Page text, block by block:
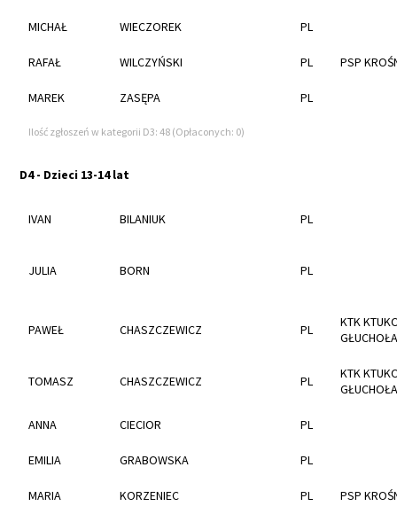
MICHAŁ WIECZOREK PL
RAFAŁ WILCZYŃSKI PL PSP
MAREK ZASĘPA PL
Ilość zgłoszeń w kategorii D3: 48 (Opłaconych: 0)
D4 - Dzieci 13-14 lat
IVAN BILANIUK PL
JULIA BORN PL
PAWEŁ CHASZCZEWICZ PL
KTK
TOMASZ CHASZCZEWICZ PL
KTK
ANNA CIECIOR PL
EMILIA GRABOWSKA PL
MARIA KORZENIEC PL PSP